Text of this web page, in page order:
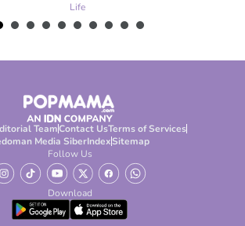
Life
TeamContact UsTerms of Services
Media SiberIndexSitemap
Follow Us
Download